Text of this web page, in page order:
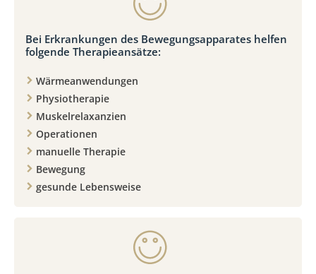
Bei Erkrankungen des Bewegungsapparates helfen
folgende Therapieansätze:
Wärmeanwendungen
Physiotherapie
Muskelrelaxanzien
Operationen
manuelle Therapie
Bewegung
gesunde Lebensweise